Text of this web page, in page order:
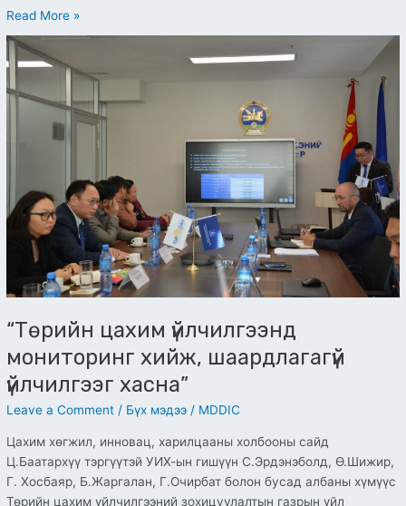
Read More »
“Төрийн цахим үйлчилгээнд
мониторинг хийж, шаардлагагүй
үйлчилгээг хасна”
Leave a Comment / Бүх мэдээ / MDDIC
Цахим хөгжил, инновац, харилцааны холбооны сайд
Ц.Баатархүү тэргүүтэй УИХ-ын гишүүн С.Эрдэнэболд, Ө.Шижир,
Г. Хосбаяр, Б.Жаргалан, Г.Очирбат болон бусад албаны хүмүүс
Төрийн цахим үйлчилгээний зохицуулалтын газрын үйл
“Төрийн
цахим
үйлчилгээнд
мониторинг
шаардлагагүй